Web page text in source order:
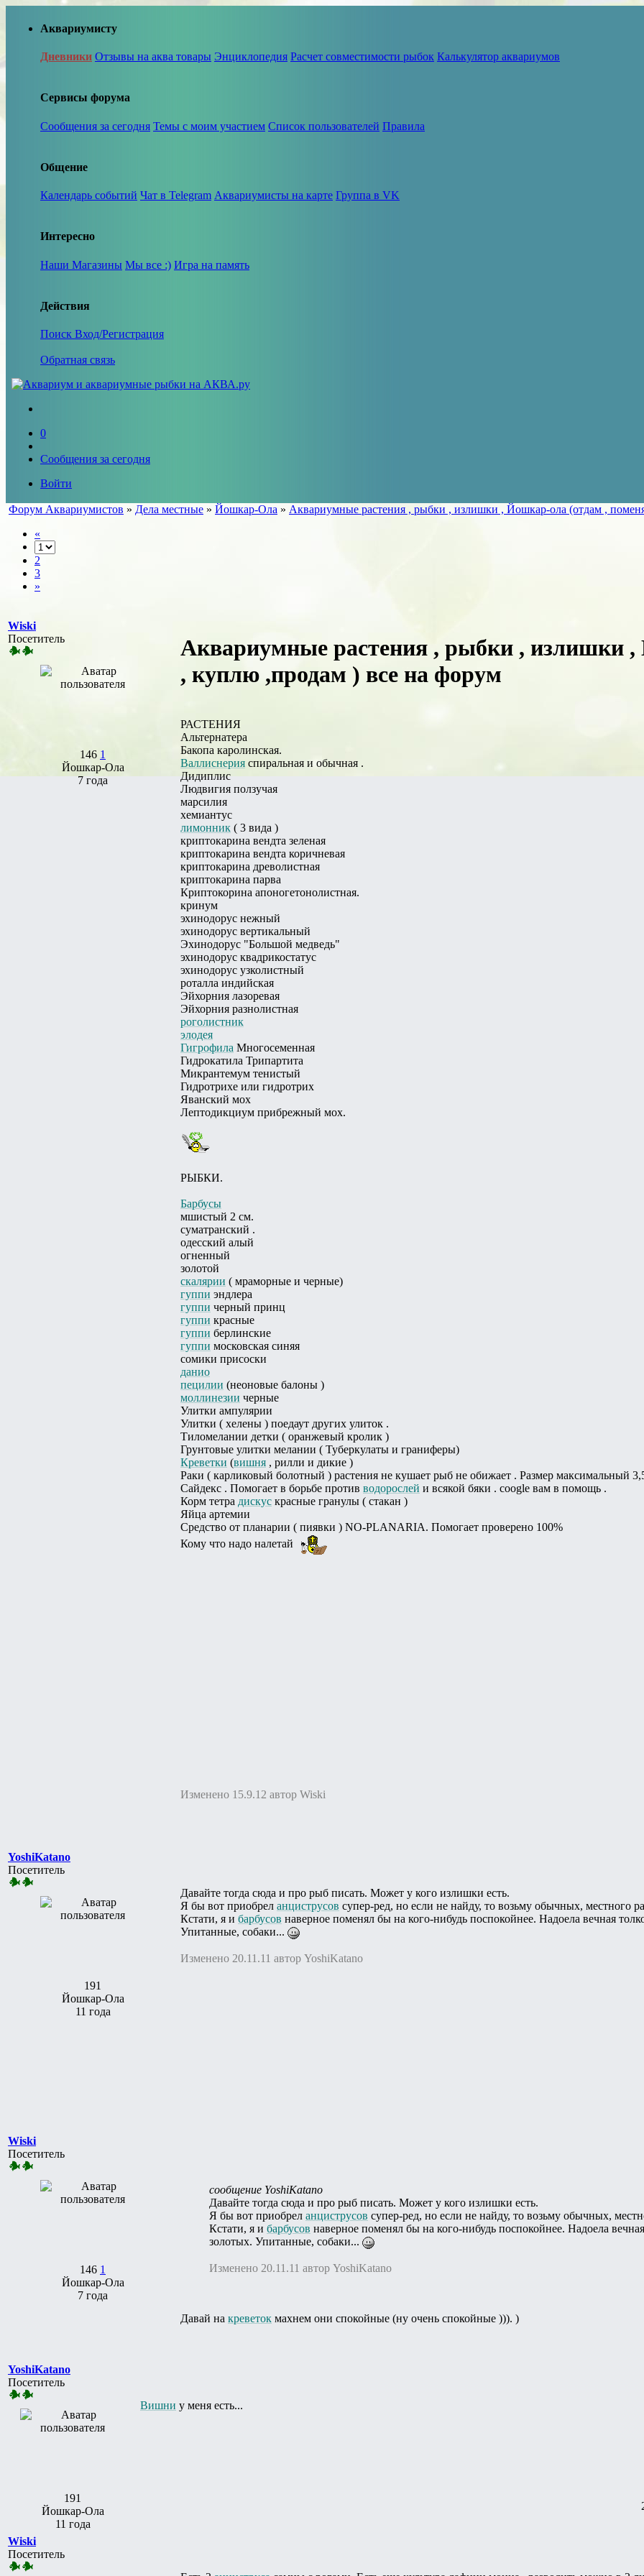
Аквариумисту
Дневники Отзывы на аква товары Энциклопедия Расчет совместимости рыбок Калькулятор аквариумов
Сервисы форума
Сообщения за сегодня Темы с моим участием Список пользователей Правила
Общение
Календарь событий Чат в Telegram Аквариумисты на карте Группа в VK
Интересно
Наши Магазины Мы все :) Игра на память
Действия
Поиск Вход/Регистрация
Обратная связь
0
Сообщения за сегодня
Войти
Форум Аквариумистов » Дела местные » Йошкар-Ола » Аквариумные растения , рыбки , излишки , Йошкар-ола (отдам ,
«
2
3
»
Wiski
Посетитель
146 1
Йошкар-Ола
7 года
Аквариумные растения , рыбки , излишки
, куплю ,продам ) все на форум
РАСТЕНИЯ
Альтернатера
Бакопа каролинская.
Валлиснерия спиральная и обычная .
Дидиплис
Людвигия ползучая
марсилия
хемиантус
лимонник ( 3 вида )
криптокарина вендта зеленая
криптокарина вендта коричневая
криптокарина древолистная
криптокарина парва
Криптокорина апоногетонолистная.
кринум
эхинодорус нежный
эхинодорус вертикальный
Эхинодорус "Большой медведь"
эхинодорус квадрикостатус
эхинодорус узколистный
роталла индийская
Эйхорния лазоревая
Эйхорния разнолистная
роголистник
элодея
Гигрофила Многосеменная
Гидрокатила Трипартита
Микрантемум тенистый
Гидротрихе или гидротрих
Яванский мох
Лептодикциум прибрежный мох.
РЫБКИ.
Барбусы
мшистый 2 см.
суматранский .
одесский алый
огненный
золотой
скалярии ( мраморные и черные)
гуппи эндлера
гуппи черный принц
гуппи красные
гуппи берлинские
гуппи московская синяя
сомики присоски
данио
пецилии (неоновые балоны )
моллинезии черные
Улитки ампулярии
Улитки ( хелены ) поедаут других улиток .
Тиломелании детки ( оранжевый кролик )
Грунтовые улитки мелании ( Туберкулаты и граниферы)
Креветки (вишня , рилли и дикие )
Раки ( карликовый болотный ) растения не кушает рыб не обижает . Размер максимальный
Сайдекс . Помогает в борьбе против водорослей и всякой бяки . coogle вам в помощь .
Корм тетра дискус красные гранулы ( стакан )
Яйца артемии
Средство от планарии ( пиявки ) NO-PLANARIA. Помогает проверено 100%
Кому что надо налетай
Изменено 15.9.12 автор Wiski
YoshiKatano
Посетитель
191
Йошкар-Ола
11 года
Давайте тогда сюда и про рыб писать. Может у кого излишки есть.
Я бы вот приобрел анциструсов супер-ред, но если не найду, то возьму обычных, местного
Кстати, я и барбусов наверное поменял бы на кого-нибудь поспокойнее. Надоела вечная
Упитанные, собаки...
Изменено 20.11.11 автор YoshiKatano
Wiski
Посетитель
146 1
Йошкар-Ола
7 года
сообщение YoshiKatano
Давайте тогда сюда и про рыб писать. Может у кого излишки есть.
Я бы вот приобрел анциструсов супер-ред, но если не найду, то возьму обычных,
Кстати, я и барбусов наверное поменял бы на кого-нибудь поспокойнее. Надоела
золотых. Упитанные, собаки...
Изменено 20.11.11 автор YoshiKatano
Давай на креветок махнем они спокойные (ну очень спокойные ))). )
YoshiKatano
Посетитель
191
Йошкар-Ола
11 года
Вишни у меня есть...
Wiski
Посетитель